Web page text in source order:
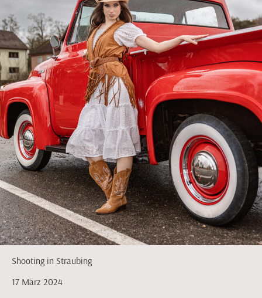
Shooting in Straubing
17 März 2024